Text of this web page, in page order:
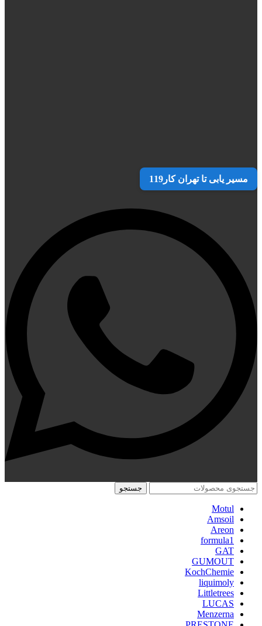
مسیر یابی تا تهران کار119
جستجو
Motul
Amsoil
Areon
formula1
GAT
GUMOUT
KochChemie
liquimoly
Littletrees
LUCAS
Menzerna